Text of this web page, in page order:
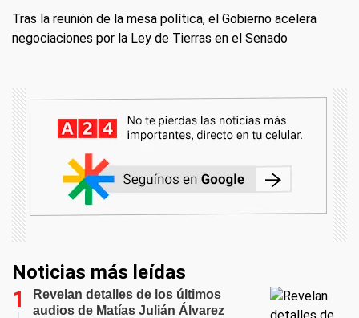
Tras la reunión de la mesa política, el Gobierno acelera
negociaciones por la Ley de Tierras en el Senado
Noticias más leídas
Revelan detalles de los últimos
audios de Matías Julián Álvarez